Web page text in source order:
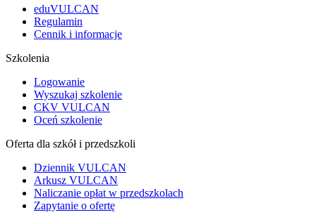
eduVULCAN
Regulamin
Cennik i informacje
Szkolenia
Logowanie
Wyszukaj szkolenie
CKV VULCAN
Oceń szkolenie
Oferta dla szkół i przedszkoli
Dziennik VULCAN
Arkusz VULCAN
Naliczanie opłat w przedszkolach
Zapytanie o ofertę